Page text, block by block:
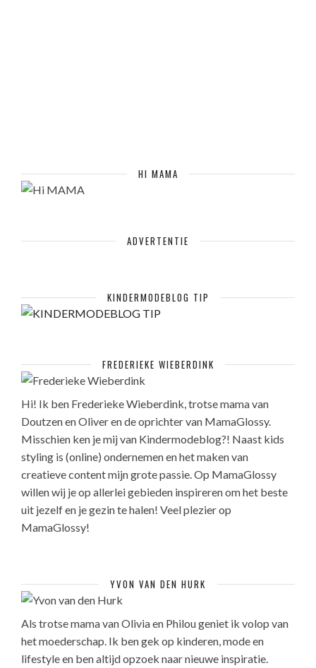
HI MAMA
ADVERTENTIE
KINDERMODEBLOG TIP
FREDERIEKE WIEBERDINK
Hi! Ik ben Frederieke Wieberdink, trotse mama van
Doutzen en Oliver en de oprichter van MamaGlossy.
Misschien ken je mij van Kindermodeblog?! Naast kids
styling is (online) ondernemen en het maken van
creatieve content mijn grote passie. Op MamaGlossy
willen wij je op allerlei gebieden inspireren om het beste
uit jezelf en je gezin te halen! Veel plezier op
MamaGlossy!
YVON VAN DEN HURK
Als trotse mama van Olivia en Philou geniet ik volop van
het moederschap. Ik ben gek op kinderen, mode en
lifestyle en ben altijd opzoek naar nieuwe inspiratie.